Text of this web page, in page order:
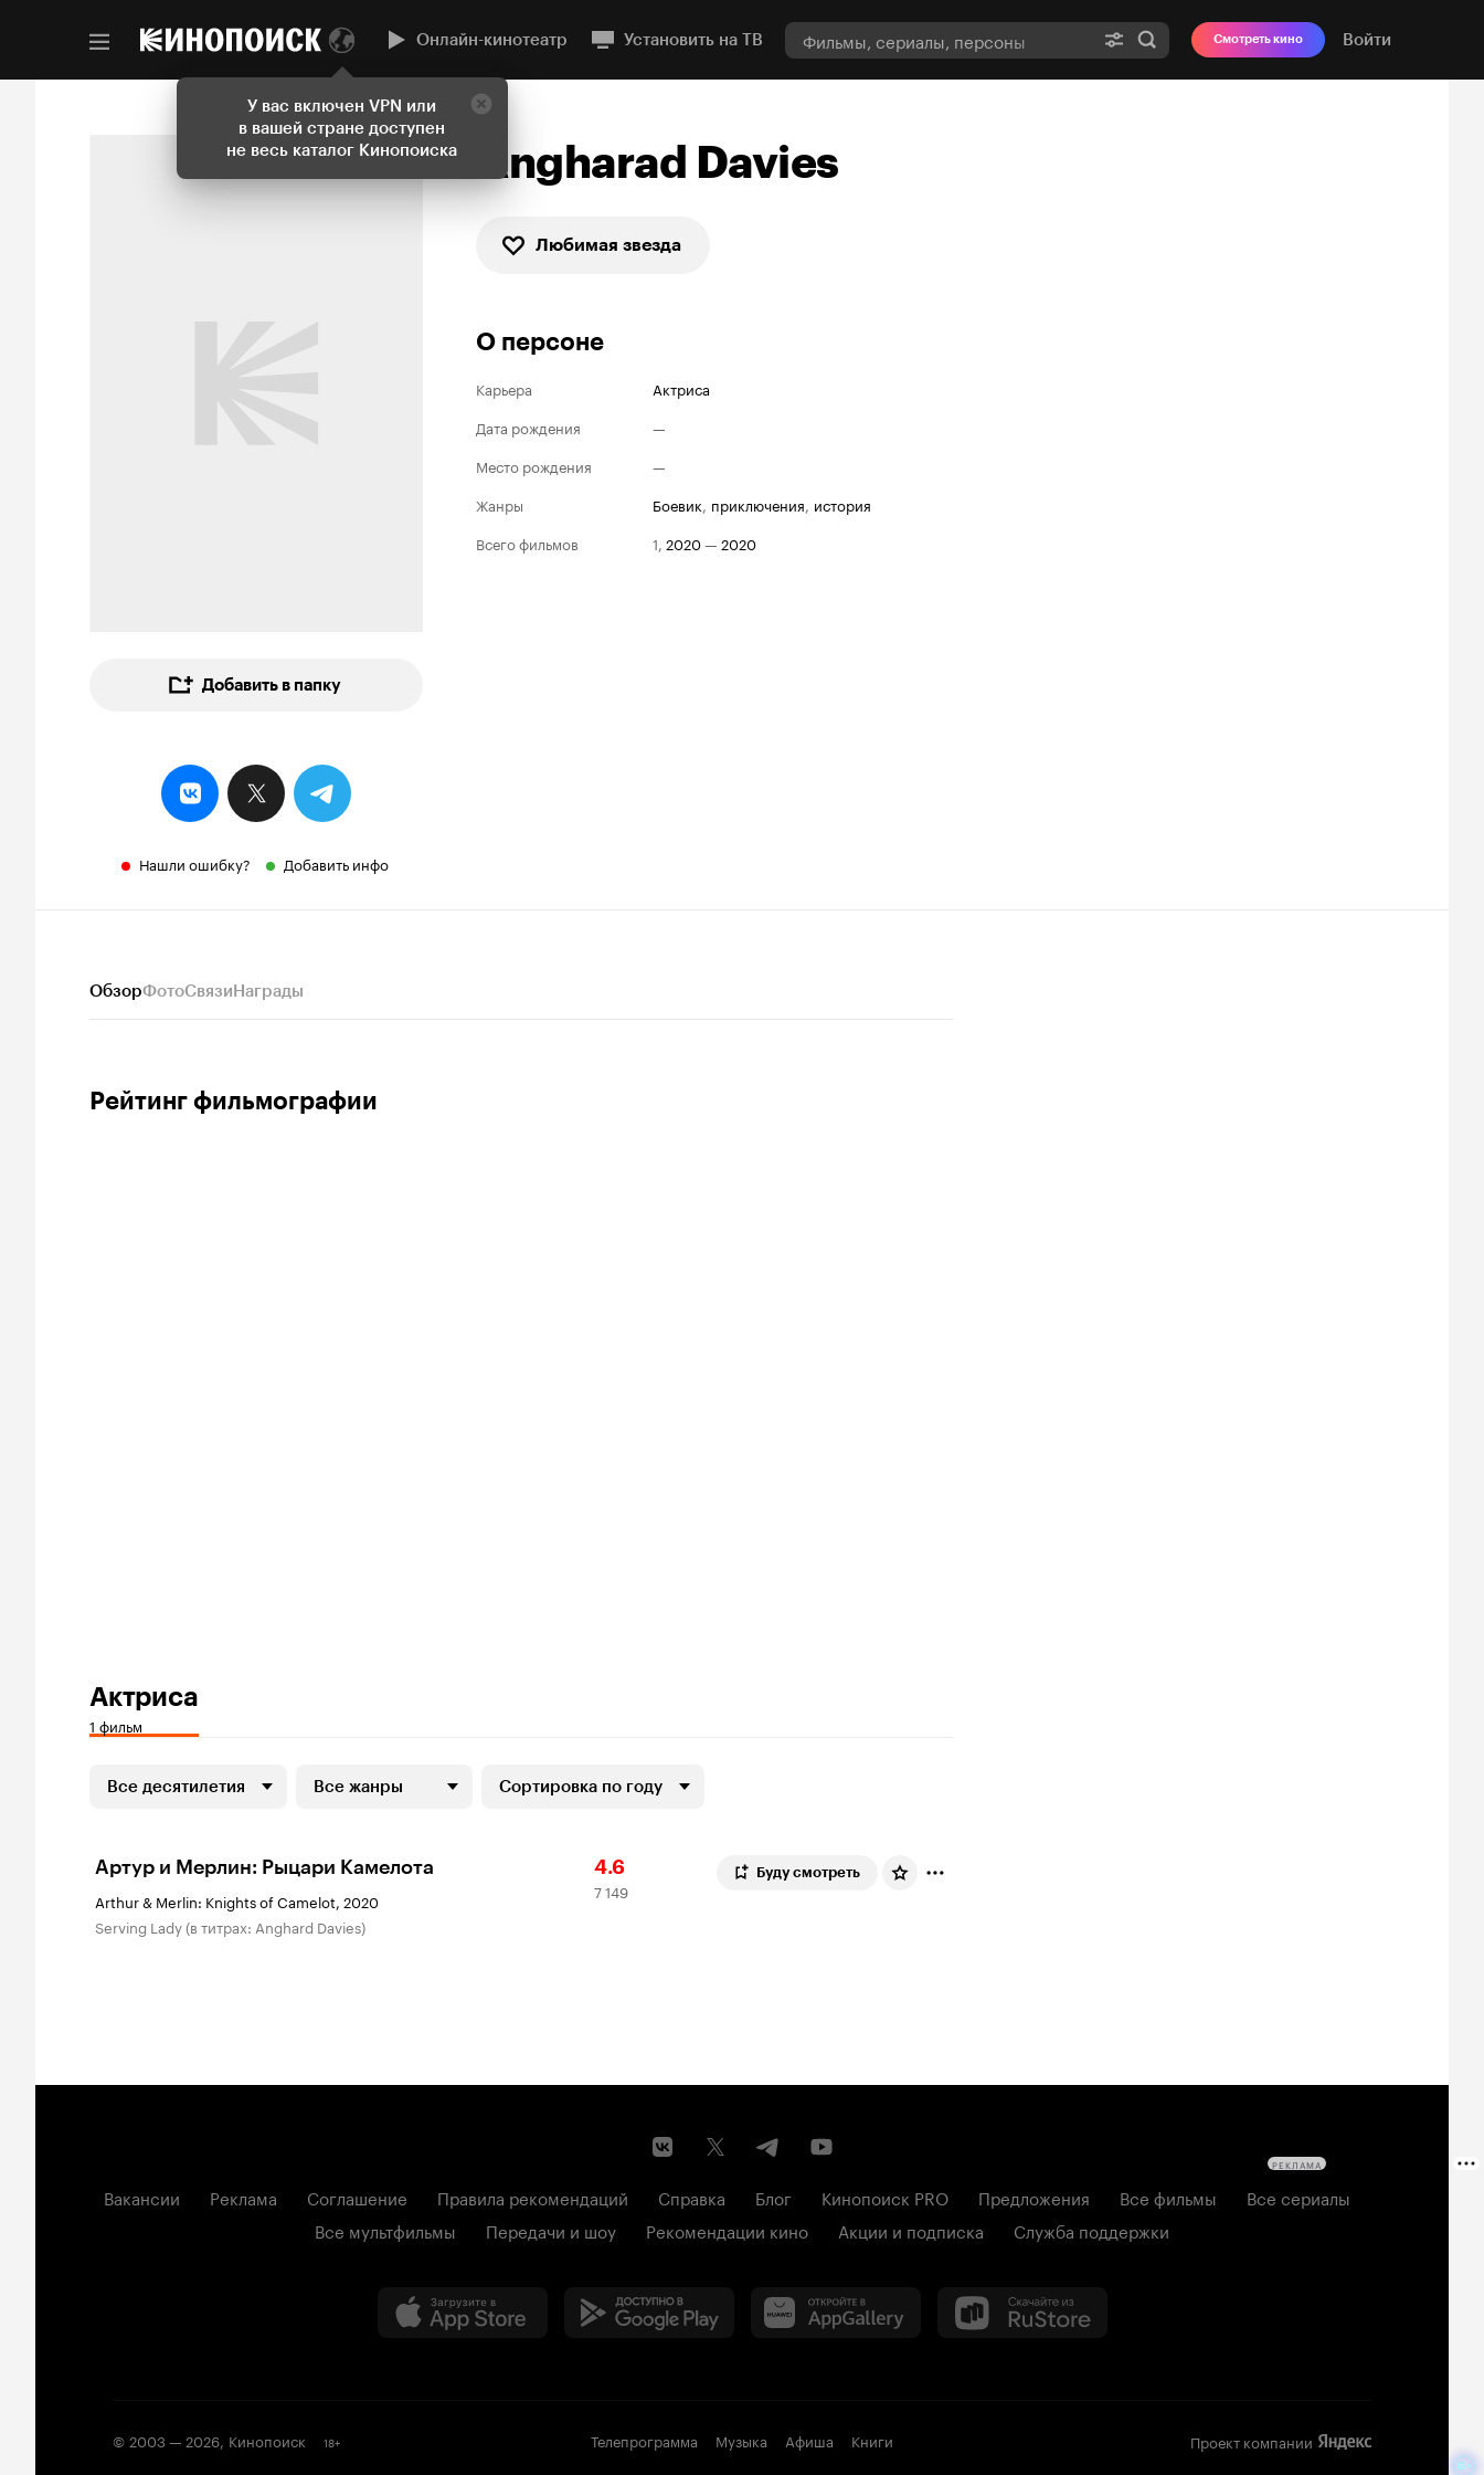
У вас включен VPN или
в вашей стране доступен
не весь каталог Кинопоиска
Онлайн-кинотеатр Установить на ТВ Смотреть кино Войти
Добавить в папку
Нашли ошибку? Добавить инфо
Angharad Davies
Любимая звезда
О персоне
Карьера
Актриса
Дата рождения
—
Место рождения
—
Жанры
боевик, приключения, история
Всего фильмов
1, 2020— 2020
ОбзорФотоСвязиНаграды
Рейтинг фильмографии
Актриса
1 фильм
Все десятилетия Все жанры Сортировка по году
Артур и Мерлин: Рыцари Камелота
Arthur & Merlin: Knights of Camelot, 2020
Serving Lady (в титрах: Anghard Davies)
Рейтинг
Кинопоиска
4.6
7
149
7 149
Буду смотреть
Вакансии Реклама Соглашение Правила рекомендаций Справка Блог Кинопоиск PRO Предложения Все фильмы
Все сериалы
Все мультфильмы
Передачи и шоу Рекомендации кино Акции и подписка Служба поддержки
© 2003 —2026, Кинопоиск 18+ Телепрограмма Музыка Афиша Книги Проект компании
РЕКЛАМА